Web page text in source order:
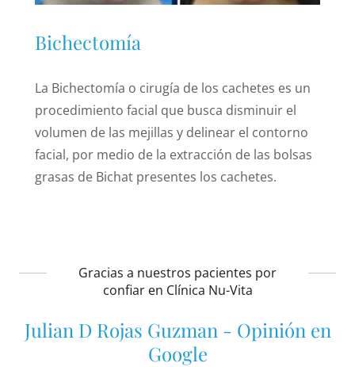
Bichectomía
La Bichectomía o cirugía de los cachetes es un
procedimiento facial que busca disminuir el
volumen de las mejillas y delinear el contorno
facial, por medio de la extracción de las bolsas
grasas de Bichat presentes los cachetes.
Gracias a nuestros pacientes por
confiar en Clínica Nu-Vita
Julian D Rojas Guzman - Opinión en
Google